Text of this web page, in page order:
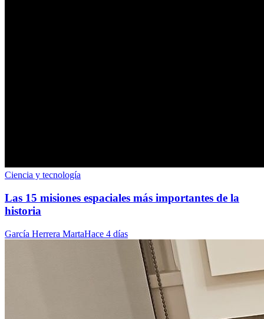
Ciencia y tecnología
Las 15 misiones espaciales más importantes de la
historia
García Herrera MartaHace 4 días